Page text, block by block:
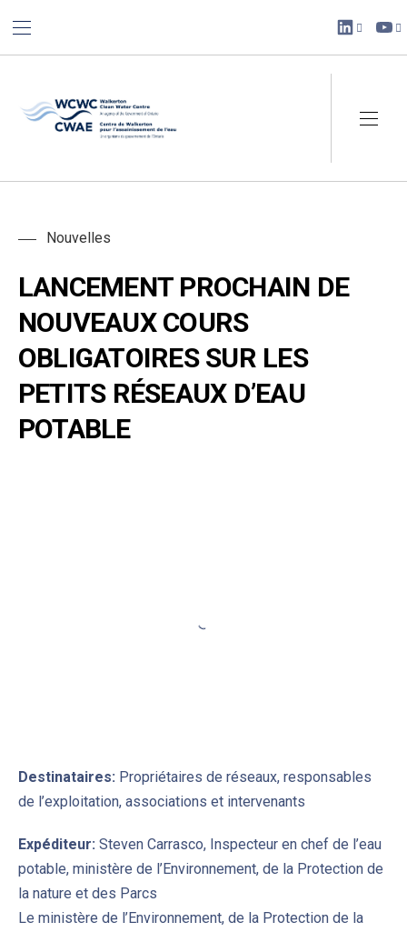
BAR NAVIGATION New
Walkerton Clean Water Centre
Nouvelles
LANCEMENT PROCHAIN DE
NOUVEAUX COURS
OBLIGATOIRES SUR LES
PETITS RÉSEAUX D’EAU
POTABLE
Destinataires: Propriétaires de réseaux, responsables
de l’exploitation, associations et intervenants
Expéditeur: Steven Carrasco, Inspecteur en chef de l’eau
potable, ministère de l’Environnement, de la Protection de
la nature et des Parcs
Le ministère de l’Environnement, de la Protection de la